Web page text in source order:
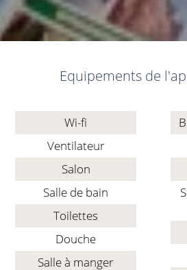
Equipements de
Wi-fi
Ventilateur
Salon
Salle de bain
Toilettes
Douche
Salle à manger